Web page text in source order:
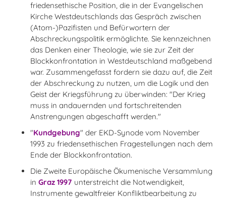
friedensethische Position, die in der Evangelischen
Kirche Westdeutschlands das Gespräch zwischen
(Atom-)Pazifisten und Befürwortern der
Abschreckungspolitik ermöglichte. Sie kennzeichnen
das Denken einer Theologie, wie sie zur Zeit der
Blockkonfrontation in Westdeutschland maßgebend
war. Zusammengefasst fordern sie dazu auf, die Zeit
der Abschreckung zu nutzen, um die Logik und den
Geist der Kriegsführung zu überwinden: "Der Krieg
muss in andauernden und fortschreitenden
Anstrengungen abgeschafft werden."
"Kundgebung" der EKD-Synode vom November
1993 zu friedensethischen Fragestellungen nach dem
Ende der Blockkonfrontation.
Die Zweite Europäische Ökumenische Versammlung
in Graz 1997 unterstreicht die Notwendigkeit,
Instrumente gewaltfreier Konfliktbearbeitung zu